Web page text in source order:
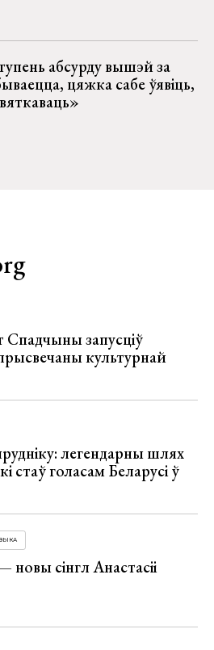
абсурду вышэй за
цяжка сабе ўявіць,
Спадчыны запусціў
культурнай
легендарны шлях
стаў голасам Беларусі ў
новы сінгл Анастасіі